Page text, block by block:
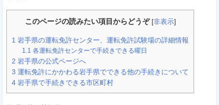
このページの読みたい項目からどうぞ [非表示]
1 岩手県の運転免許センター、運転免許試験場の詳細情報
1.1 各運転免許センターで手続きできる曜日
2 岩手県の公式ページへ
3 運転免許にかかわる岩手県でできる他の手続きについて
4 岩手県で手続きできる市区町村